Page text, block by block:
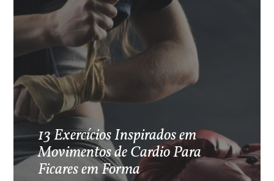
13 Exercícios Inspirados em
Movimentos de Cardio Para
Ficares em Forma